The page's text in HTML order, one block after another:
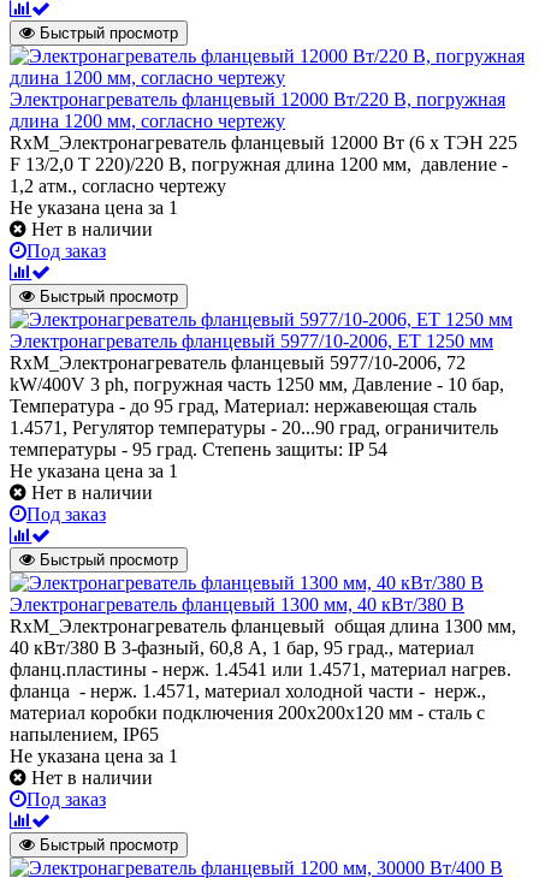
Быстрый просмотр
Электронагреватель фланцевый 12000 Вт/220 В, погружная
длина 1200 мм, согласно чертежу
RxM_Электронагреватель фланцевый 12000 Вт (6 х ТЭН 225
F 13/2,0 T 220)/220 В, погружная длина 1200 мм, давление -
1,2 атм., согласно чертежу
Не указана цена за 1
Нет в наличии
Под заказ
Быстрый просмотр
Электронагреватель фланцевый 5977/10-2006, ET 1250 мм
RxM_Электронагреватель фланцевый 5977/10-2006, 72
kW/400V 3 ph, погружная часть 1250 мм, Давление - 10 бар,
Температура - до 95 град, Материал: нержавеющая сталь
1.4571, Регулятор температуры - 20...90 град, ограничитель
температуры - 95 град. Степень защиты: IP 54
Не указана цена за 1
Нет в наличии
Под заказ
Быстрый просмотр
Электронагреватель фланцевый 1300 мм, 40 кВт/380 В
RxM_Электронагреватель фланцевый общая длина 1300 мм,
40 кВт/380 В 3-фазный, 60,8 А, 1 бар, 95 град., материал
фланц.пластины - нерж. 1.4541 или 1.4571, материал нагрев.
фланца - нерж. 1.4571, материал холодной части - нерж.,
материал коробки подключения 200х200х120 мм - сталь с
напылением, IP65
Не указана цена за 1
Нет в наличии
Под заказ
Быстрый просмотр